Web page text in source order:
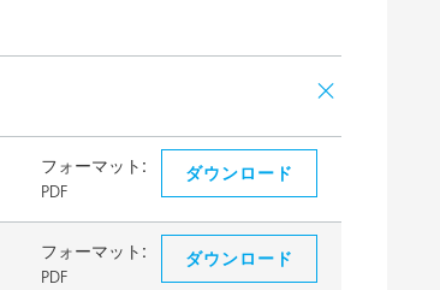
フォーマット:
PDF
ダウンロード
フォーマット:
PDF
ダウンロード